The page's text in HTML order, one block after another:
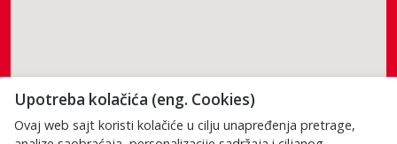
Upotreba kolačića (eng. Cookies)
Ovaj web sajt koristi kolačiće u cilju unapređenja pretrage,